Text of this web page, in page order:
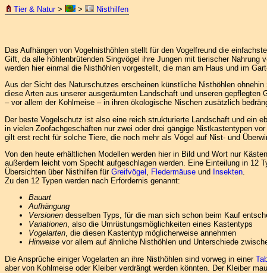
Tier & Natur> > Nisthilfen
Das Aufhängen von Vogelnisthöhlen stellt für den Vogelfreund die
Gift, da alle höhlenbrütenden Singvögel ihre Jungen mit tierischer
werden hier einmal die Nisthöhlen vorgestellt, die man am Haus und im
Aus der Sicht des Naturschutzes erscheinen künstliche Nisthöhlen
diese Arten aus unserer ausgeräumten Landschaft und unseren
– vor allem der Kohlmeise – in ihren ökologische Nischen zusätzlich
Der beste Vogelschutz ist also eine reich strukturierte Landschaft und ein
in vielen Zoofachgeschäften nur zwei oder drei gängige Nistkastentypen
gilt erst recht für solche Tiere, die noch mehr als Vögel auf Nist- und
Von den heute erhältlichen Modellen werden hier in Bild und Wort nur
außerdem leicht vom Specht aufgeschlagen werden. Eine Einteilung in 12
Übersichten über Nisthilfen für Greifvögel Fledermäuse und Insekten
Zu den 12 Typen werden nach Erfordernis genannt:
Bauart
Aufhängung
Versionen desselben Typs, für die man sich schon beim Kauf
Variationen, also die Umrüstungsmöglichkeiten eines Kastentyps
Vogelarten, die diesen Kastentyp möglicherweise annehmen
Hinweise vor allem auf ähnliche Nisthöhlen und Unterschiede
Die Ansprüche einiger Vogelarten an ihre Nisthöhlen sind vorweg in einer
aber von Kohlmeise oder Kleiber verdrängt werden könnten. Der Kleiber